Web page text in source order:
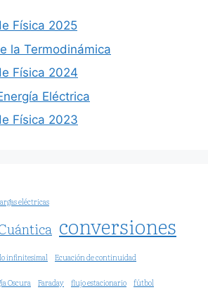
Física 2025
la Termodinámica
Física 2024
Eléctrica
Física 2023
eléctricas
conversiones
infinitesimal Ecuación de continuidad
Oscura Faraday flujo estacionario fútbol